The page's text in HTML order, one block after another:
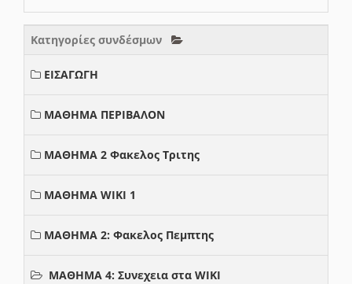
Κατηγορίες συνδέσμων
ΕΙΣΑΓΩΓΗ
ΜΑΘΗΜΑ ΠΕΡΙΒΑΛΟΝ
ΜΑΘΗΜΑ 2 Φακελος Τριτης
ΜΑΘΗΜΑ WIKI 1
ΜΑΘΗΜΑ 2: Φακελος Πεμπτης
ΜΑΘΗΜΑ 4: Συνεχεια στα WIKI